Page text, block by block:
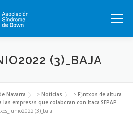
Menú
SÍNDROME DE DOWN
VOLUNTARIADO
(3)_BAJA
Navarra > Noticias > Pintxos de altura
empresas que colaboran con Itaca SEPAP
(3)_baja